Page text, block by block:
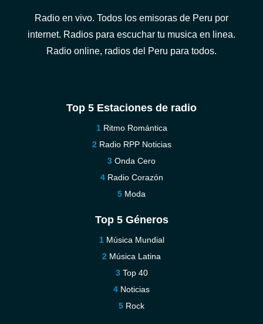
Radio en vivo. Todos los emisoras de Peru por
internet. Radios para escuchar tu musica en linea.
Radio online, radios del Peru para todos.
Top 5 Estaciones de radio
Ritmo Romántica
Radio RPP Noticias
Onda Cero
Radio Corazón
Moda
Top 5 Géneros
Música Mundial
Música Latina
Top 40
Noticias
Rock